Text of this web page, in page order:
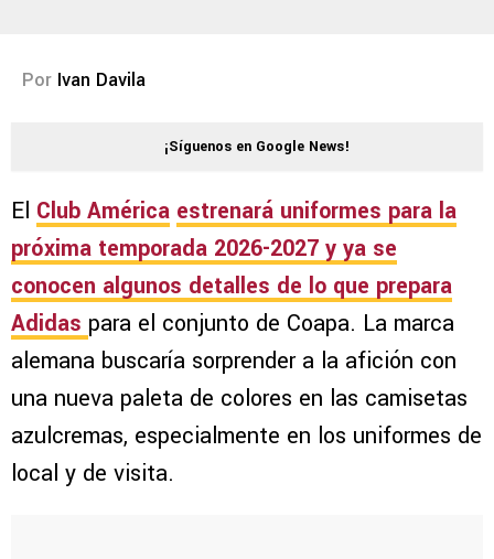
Por Ivan Davila
¡Síguenos en Google News!
El Club América estrenará uniformes para la
próxima temporada 2026-2027 y ya se
conocen algunos detalles de lo que prepara
Adidas para el conjunto de Coapa. La marca
alemana buscaría sorprender a la afición con
una nueva paleta de colores en las camisetas
azulcremas, especialmente en los uniformes de
local y de visita.